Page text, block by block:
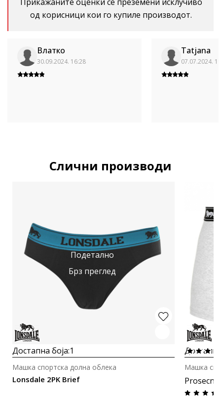
од корисници кои го купиле производот.
Влатко
30.09.2024. 16:28
Tatjana
07.07.2024.
Слични производи
Подетално
Брз преглед
Достапна боја:1
Lonsdale 2PK Brief
Машка спортска долна облека Машка